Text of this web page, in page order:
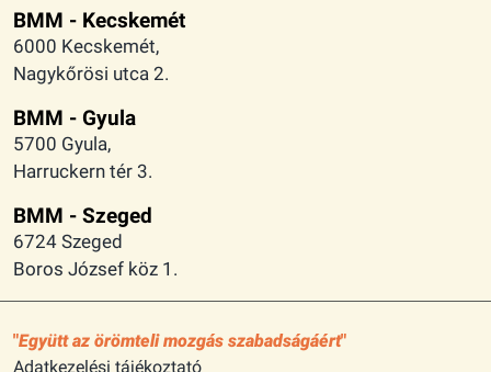
BMM - Kecskemét
6000 Kecskemét,
Nagykőrösi utca 2.
BMM - Gyula
5700 Gyula,
Harruckern tér 3.
BMM - Szeged
6724 Szeged
Boros József köz 1.
Együtt az örömteli mozgás szabadságáért
Adatkezelési tájékoztató